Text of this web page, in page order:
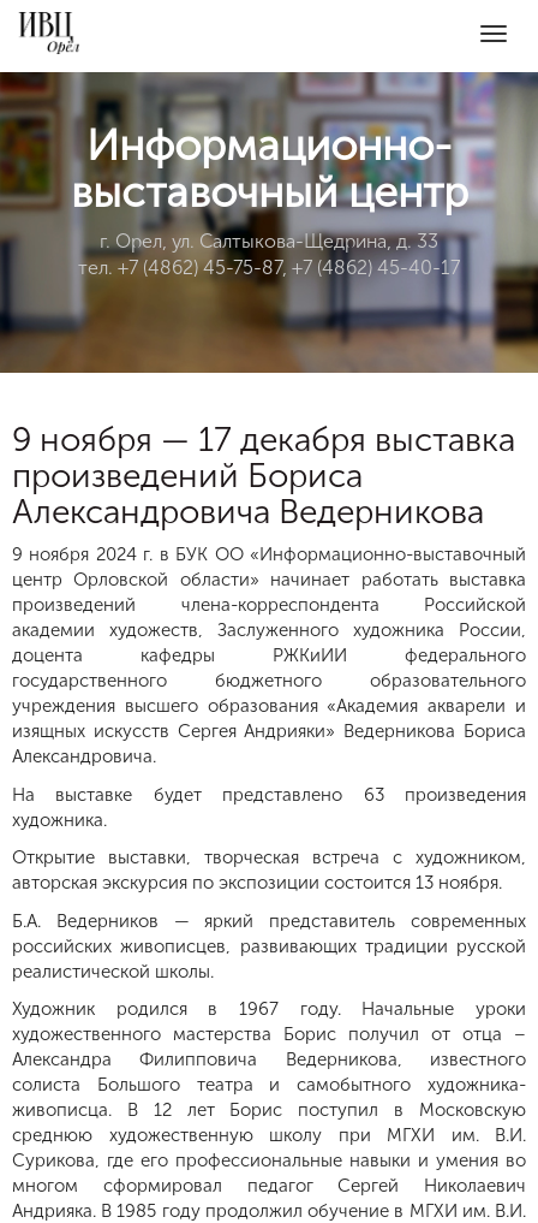
Информационно-
выставочный центр
г. Орел, ул. Салтыкова-Щедрина, д. 33
тел. +7 (4862) 45-75-87, +7 (4862) 45-40-17
9 ноября — 17 декабря выставка
произведений Бориса
Александровича Ведерникова
9 ноября 2024 г. в БУК ОО «Информационно-выставочный
центр Орловской области» начинает работать выставка
произведений члена-корреспондента Российской
академии художеств, Заслуженного художника России,
доцента кафедры РЖКиИИ федерального
государственного бюджетного образовательного
учреждения высшего образования «Академия акварели и
изящных искусств Сергея Андрияки» Ведерникова Бориса
Александровича.
На выставке будет представлено 63 произведения
художника.
Открытие выставки, творческая встреча с художником,
авторская экскурсия по экспозиции состоится 13 ноября.
Б.А. Ведерников — яркий представитель современных
российских живописцев, развивающих традиции русской
реалистической школы.
Художник родился в 1967 году. Начальные уроки
художественного мастерства Борис получил от отца –
Александра Филипповича Ведерникова, известного
солиста Большого театра и самобытного художника-
живописца. В 12 лет Борис поступил в Московскую
среднюю художественную школу при МГХИ им. В.И.
Сурикова, где его профессиональные навыки и умения во
многом сформировал педагог Сергей Николаевич
Андрияка. В 1985 году продолжил обучение в МГХИ им. В.И.